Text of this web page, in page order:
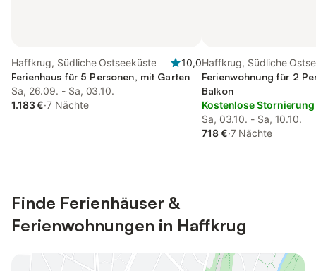
Haffkrug, Südliche Ostseeküste
10,0
Ferienhaus für 5 Personen, mit Garten
Sa, 26.09. - Sa, 03.10.
1.183 €·7 Nächte
Haffkrug, Südliche
Ferienwohnung für 2
Balkon
Kostenlose Stornierung
Sa, 03.10. - Sa, 10.10.
718 €·7 Nächte
Finde Ferienhäuser &
Ferienwohnungen in Haffkrug